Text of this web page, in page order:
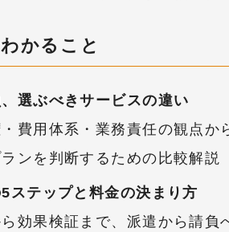
かること
選ぶべきサービスの違い
費用体系・業務責任の観点か
ンを判断するための比較解説
ステップと料金の決まり方
効果検証まで、派遣から請負